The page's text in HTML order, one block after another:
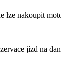
lze nakoupit
jízd na